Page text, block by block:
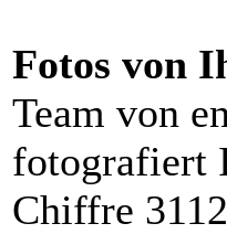
Fotos von
Team von
fotografiert
Chiffre